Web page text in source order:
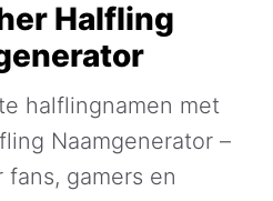
Halfling
halflingnamen met
Naamgenerator –
gamers en